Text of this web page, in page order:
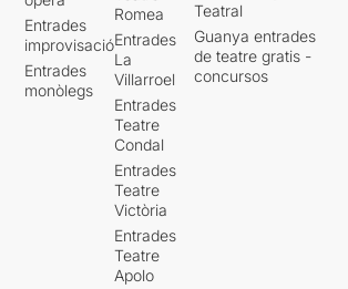
Entrades
improvisació
Entrades
monòlegs
Romea
Entrades
La
Villarroel
Entrades
Teatre
Condal
Entrades
Teatre
Victòria
Entrades
Teatre
Apolo
Teatral
Guanya entrades
de teatre gratis -
concursos